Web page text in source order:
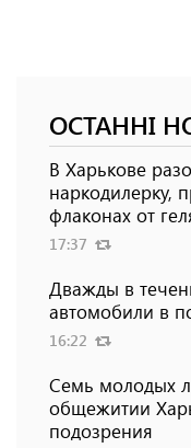
ОСТАННІ
В Харькове
наркодилерку,
флаконах от
17:37
Дважды в
автомобили в
16:22
Семь молодых
общежитии
подозрения